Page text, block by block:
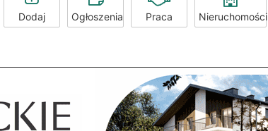
Dodaj Ogłoszenia Praca Nieruchomości